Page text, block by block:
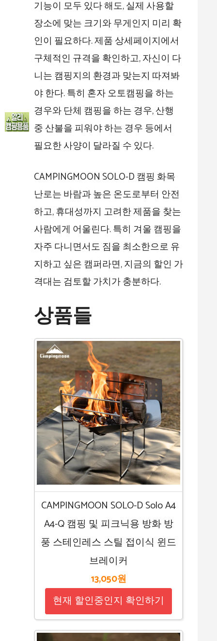
기능이 모두 있다 해도, 실제 사용할
장소에 맞는 크기와 무게인지 미리 확
인이 필요하다. 제품 상세페이지에서
구체적인 규격을 확인하고, 자신이 다
니는 캠핑지의 환경과 맞는지 따져봐
야 한다. 특히 혼자 오토캠핑을 하는
경우와 단체 캠핑을 하는 경우, 산행
중 산불을 피워야 하는 경우 등에서
필요한 사양이 달라질 수 있다.
CAMPINGMOON SOLO-D 캠핑 화목
난로는 바람과 높은 온도로부터 안전
하고, 휴대성까지 고려한 제품을 찾는
사람에게 어울린다. 특히 겨울 캠핑을
자주 다니면서도 짐을 최소한으로 유
지하고 싶은 캠퍼라면, 지금의 할인 가
격대는 검토할 가치가 충분하다.
상품들
CAMPINGMOON SOLO-D Solo A4
A4-Q 캠핑 및 피크닉용 방화 방
풍 스테인레스 스틸 접이식 윈드
브레이커
13,050원
현재 할인중인지 확인하기